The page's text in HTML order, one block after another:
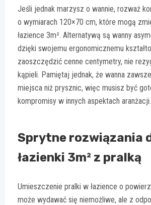
Jeśli jednak marzysz o wannie, rozważ
o wymiarach 120×70 cm, które mogą
łazience 3m². Alternatywą są wanny
dzięki swojemu ergonomicznemu
zaoszczędzić cenne centymetry, nie
kąpieli. Pamiętaj jednak, że wanna
miejsca niż prysznic, więc musisz być
kompromisy w innych aspektach aranżacji.
Sprytne rozwiązania
łazienki 3m² z pralką
Umieszczenie pralki w łazience o
może wydawać się niemożliwe, ale z